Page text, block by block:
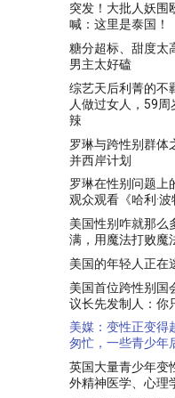
突发！大批人妖围
喊：这里是泰国！
糖分超标、甜度太
男主太好磕
综艺天后利菁的不
人做过女人，59周
辣
罗琳与跨性别群体
并西岸计划
罗琳在性别问题上
观众观看《哈利·波
美国性别咋就那
满，用魔法打败魔
美国的年轻人正在
美国首位跨性别国
议长先发制人：你
美媒：变性正变得
匆忙，一些青少年
英国大量青少年变
外精神医学、心理